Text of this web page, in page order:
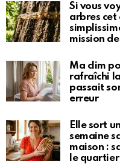
Si vous
arbres cet
mission
Ma clim
rafraîchi la
passait
erreur
Elle sort
semaine
maison :
le quartier